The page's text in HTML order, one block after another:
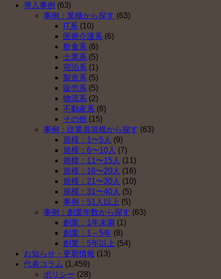
年
金
を
導
入
し
な
い
理
由
ベ
ス
ト
５
（そ
の
４）
は
確
定
拠
出
年
金
を
導
入
し
な
い
理
由
ベ
ス
ト
５
（そ
の
３）
は
企
業
型
確
定
拠
出
年
金
を
導
入
し
な
い
理
由
ベ
ス
ト
５
（そ
の
２）
は
導入事例 (63)
事例：業種から探す (63)
IT系 (10)
医療介護系 (6)
飲食系 (6)
士業系 (5)
宿泊系 (1)
製造系 (5)
販売系 (5)
物流系 (2)
不動産系 (8)
その他 (15)
事例：従業員規模から探す (63)
規模：1〜5人 (9)
規模：6〜10人 (7)
規模：11〜15人 (11)
規模：16〜20人 (16)
規模：21〜30人 (10)
規模：31〜40人 (5)
事例：51人以上 (5)
事例：創業年数から探す (63)
創業：1年未満 (1)
創業：1～5年 (8)
創業：5年以上 (54)
お知らせ・更新情報 (13)
代表コラム (1,459)
ポリシー (28)